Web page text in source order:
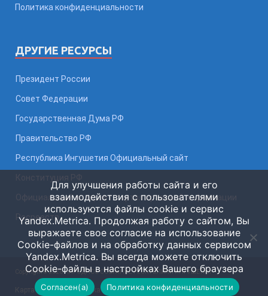
Политика конфиденциальности
ДРУГИЕ РЕСУРСЫ
Президент России
Совет Федерации
Государственная Дума РФ
Правительство РФ
Республика Ингушетия Официальный сайт
Официальный интернет-портал правовой информации
Росреестр
Copyright © 2026 НАРОДНОЕ СОБРАНИЕ РЕСПУБЛИКИ ИНГУШЕТИЯ
Карта сайта Статистика сайта
Для улучшения работы сайта и его
взаимодействия с пользователями
используются файлы cookie и сервис
Yandex.Metrica. Продолжая работу с сайтом, Вы
выражаете свое согласие на использование
Cookie-файлов и на обработку данных сервисом
Yandex.Metrica. Вы всегда можете отключить
Cookie-файлы в настройках Вашего браузера
Согласен(а) Политика конфиденциальности